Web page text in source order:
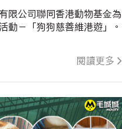
閱讀更多
限公司聯同香港動物基金為
動－「狗狗慈善維港遊」。